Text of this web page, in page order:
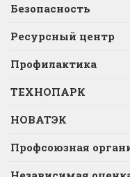
Безопасность
Ресурсный центр
Профилактика
ТЕХНОПАРК
НОВАТЭК
Профсоюзная